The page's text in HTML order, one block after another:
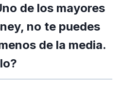
de los mayores
no te puedes
de la media.